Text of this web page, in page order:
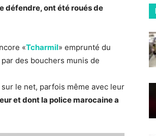
défendre, ont été roués de
«Tcharmil» emprunté du
des bouchers munis de
sur le net, parfois même avec leur
et dont la police marocaine a